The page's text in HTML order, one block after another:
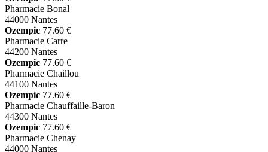
Pharmacie Bonal
44000 Nantes
Ozempic 77.60 €
Pharmacie Carre
44200 Nantes
Ozempic 77.60 €
Pharmacie Chaillou
44100 Nantes
Ozempic 77.60 €
Pharmacie Chauffaille-Baron
44300 Nantes
Ozempic 77.60 €
Pharmacie Chenay
44000 Nantes